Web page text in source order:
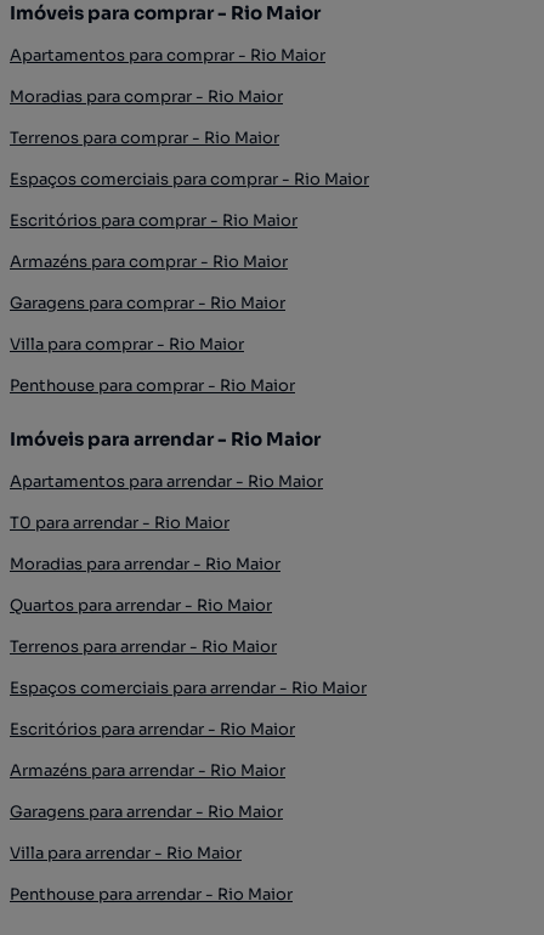
Imóveis para comprar - Rio Maior
Apartamentos para comprar - Rio Maior
Moradias para comprar - Rio Maior
Terrenos para comprar - Rio Maior
Espaços comerciais para comprar - Rio Maior
Escritórios para comprar - Rio Maior
Armazéns para comprar - Rio Maior
Garagens para comprar - Rio Maior
Villa para comprar - Rio Maior
Penthouse para comprar - Rio Maior
Imóveis para arrendar - Rio Maior
Apartamentos para arrendar - Rio Maior
T0 para arrendar - Rio Maior
Moradias para arrendar - Rio Maior
Quartos para arrendar - Rio Maior
Terrenos para arrendar - Rio Maior
Espaços comerciais para arrendar - Rio Maior
Escritórios para arrendar - Rio Maior
Armazéns para arrendar - Rio Maior
Garagens para arrendar - Rio Maior
Villa para arrendar - Rio Maior
Penthouse para arrendar - Rio Maior